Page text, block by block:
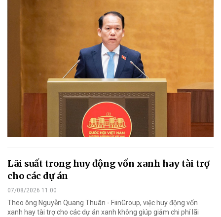
Lãi suất trong huy động vốn xanh hay tài trợ
cho các dự án
07/08/2026 11:00
Theo ông Nguyễn Quang Thuân - FiinGroup, việc huy động vốn
xanh hay tài trợ cho các dự án xanh không giúp giảm chi phí lãi